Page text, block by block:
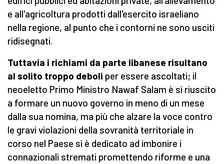
e all'agricoltura prodotti dall'esercito israeliano
nella regione, al punto che i contorni ne sono usciti
ridisegnati.
Tuttavia i richiami da parte libanese risultano
al solito troppo deboli per essere ascoltati; il
neoeletto Primo Ministro Nawaf Salam è sì riuscito
a formare un nuovo governo in meno di un mese
dalla sua nomina, ma più che alzare la voce contro
le gravi violazioni della sovranità territoriale in
corso nel Paese si è dedicato ad imbonire i
connazionali stremati promettendo riforme e una